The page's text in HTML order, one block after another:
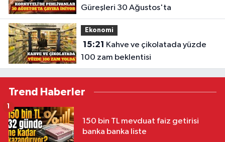
Güreşleri 30 Ağustos'ta
Ekonomi
15:21
100 zam beklentisi
Trend Haberler
150 bin TL mevduat faiz getirisi
banka banka liste
1